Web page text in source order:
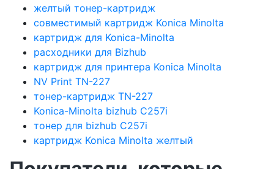
желтый тонер-картридж
совместимый картридж Konica Minolta
картридж для Konica-Minolta
расходники для Bizhub
картридж для принтера Konica Minolta
NV Print TN-227
тонер-картридж TN-227
Konica-Minolta bizhub C257i
тонер для bizhub C257i
картридж Konica Minolta желтый